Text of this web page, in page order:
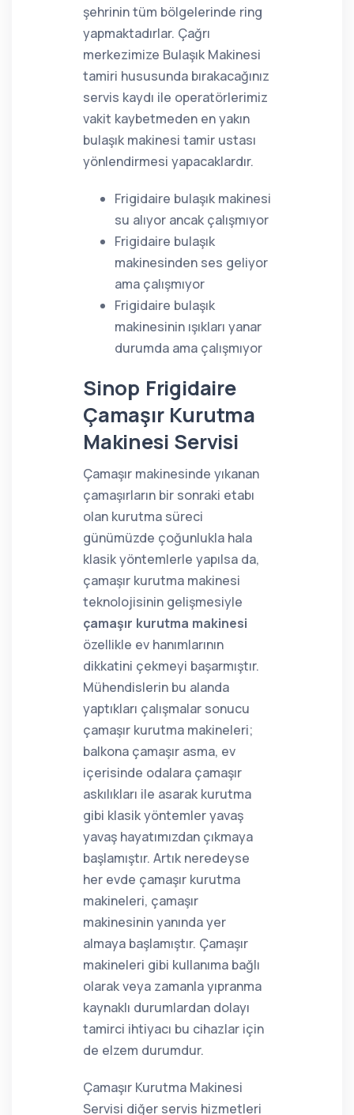
şehrinin tüm bölgelerinde ring
yapmaktadırlar. Çağrı
merkezimize Bulaşık Makinesi
tamiri hususunda bırakacağınız
servis kaydı ile operatörlerimiz
vakit kaybetmeden en yakın
bulaşık makinesi tamir ustası
yönlendirmesi yapacaklardır.
Frigidaire bulaşık makinesi
su alıyor ancak çalışmıyor
Frigidaire bulaşık
makinesinden ses geliyor
ama çalışmıyor
Frigidaire bulaşık
makinesinin ışıkları yanar
durumda ama çalışmıyor
Sinop Frigidaire
Çamaşır Kurutma
Makinesi Servisi
Çamaşır makinesinde yıkanan
çamaşırların bir sonraki etabı
olan kurutma süreci
günümüzde çoğunlukla hala
klasik yöntemlerle yapılsa da,
çamaşır kurutma makinesi
teknolojisinin gelişmesiyle
çamaşır kurutma makinesi
özellikle ev hanımlarının
dikkatini çekmeyi başarmıştır.
Mühendislerin bu alanda
yaptıkları çalışmalar sonucu
çamaşır kurutma makineleri;
balkona çamaşır asma, ev
içerisinde odalara çamaşır
askılıkları ile asarak kurutma
gibi klasik yöntemler yavaş
yavaş hayatımızdan çıkmaya
başlamıştır. Artık neredeyse
her evde çamaşır kurutma
makineleri, çamaşır
makinesinin yanında yer
almaya başlamıştır. Çamaşır
makineleri gibi kullanıma bağlı
olarak veya zamanla yıpranma
kaynaklı durumlardan dolayı
tamirci ihtiyacı bu cihazlar için
de elzem durumdur.
Çamaşır Kurutma Makinesi
Servisi diğer servis hizmetleri